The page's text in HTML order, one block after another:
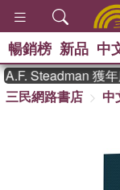
暢銷榜 新品 中
Steadman 獲年
三民網路書店
中